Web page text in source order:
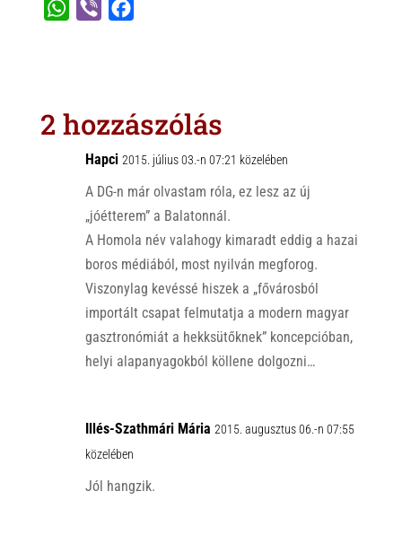
A
o
o
2 hozzászólás
Hapci 2015. július 03.-n 07:21 közelében
A DG-n már olvastam róla, ez lesz az új
„jóétterem” a Balatonnál.
A Homola név valahogy kimaradt eddig a hazai
boros médiából, most nyilván megforog.
Viszonylag kevéssé hiszek a „fővárosból
importált csapat felmutatja a modern magyar
gasztronómiát a hekksütőknek” koncepcióban,
helyi alapanyagokból köllene dolgozni…
Illés-Szathmári Mária 2015. augusztus 06.-n 07:55
közelében
Jól hangzik.